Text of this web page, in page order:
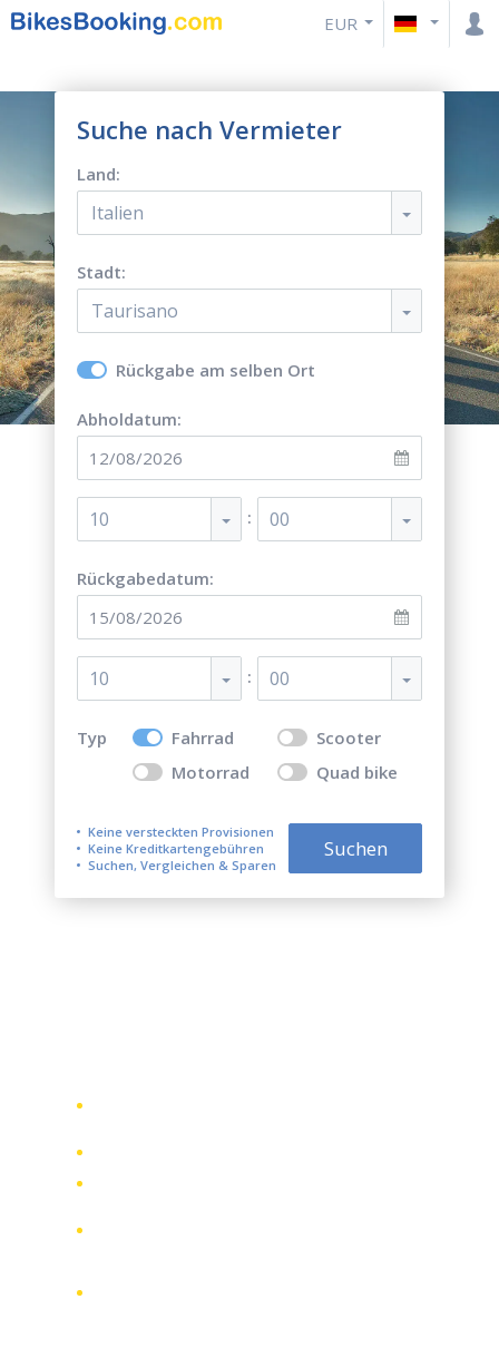
EUR
Suche nach Vermieter
Land:
Italien
Stadt:
Taurisano
Rückgabe am selben Ort
Abholdatum:
10 : 00
Rückgabedatum:
10 : 00
Typ Fahrrad
Scooter
Motorrad
Quad bike
Keine versteckten Provisionen
Keine Kreditkartengebühren
Suchen, Vergleichen & Sparen
Suchen